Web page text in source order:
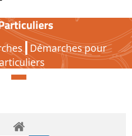
Démarches pour
pour Particuliers